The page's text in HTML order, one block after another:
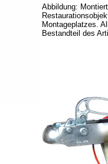
Abbildung:
Montageplatzes.
Bestandteil des